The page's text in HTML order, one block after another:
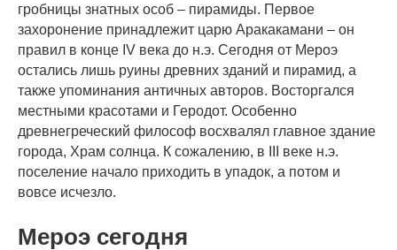
гробницы знатных особ – пирамиды. Первое
захоронение принадлежит царю Аракакамани – он
правил в конце IV века до н.э. Сегодня от Мероэ
остались лишь руины древних зданий и пирамид, а
также упоминания античных авторов. Восторгался
местными красотами и Геродот. Особенно
древнегреческий философ восхвалял главное здание
города, Храм солнца. К сожалению, в III веке н.э.
поселение начало приходить в упадок, а потом и
вовсе исчезло.
Мероэ сегодня